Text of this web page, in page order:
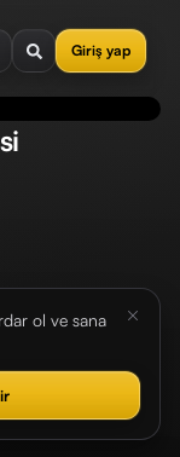
Giriş yap
ol ve sana